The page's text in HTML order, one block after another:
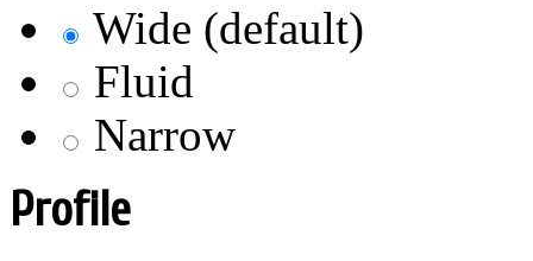
Wide (default)
Fluid
Narrow
Profile